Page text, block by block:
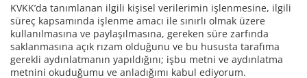
KVKK’da tanımlanan ilgili kişisel verilerimin işlenmesine, ilgili
süreç kapsamında işlenme amacı ile sınırlı olmak üzere
kullanılmasına ve paylaşılmasına, gereken süre zarfında
saklanmasına açık rızam olduğunu ve bu hususta tarafıma
gerekli aydınlatmanın yapıldığını; işbu metni ve aydınlatma
metnini okuduğumu ve anladığımı kabul ediyorum.